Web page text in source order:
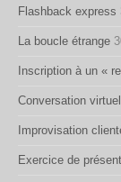
Flashback express
La boucle étrange
Inscription à un «
Conversation
Improvisation
Exercice de